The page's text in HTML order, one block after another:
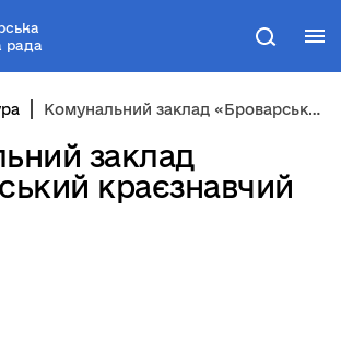
рада
Пошук
Комунальний заклад «Броварський краєзнавчий музей»
заклад
краєзнавчий